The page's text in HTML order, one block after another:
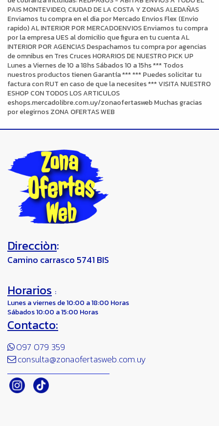
PAIS MONTEVIDEO, CIUDAD DE LA COSTA Y ZONAS ALEDAÑAS
Enviamos tu compra en el dia por Mercado Envios Flex (Envio
rapido) AL INTERIOR POR MERCADOENVIOS Enviamos tu compra
por la empresa UES al domicilio que figura en tu cuenta AL
INTERIOR POR AGENCIAS Despachamos tu compra por agencias
de omnibus en Tres Cruces HORARIOS DE NUESTRO PICK UP
Lunes a Viernes de 10 a 18hs Sábados 10 a 15hs *** Todos
nuestros productos tienen Garantía *** *** Puedes solicitar tu
factura con RUT en caso de que la necesites *** VISITA NUESTRO
ESHOP CON TODOS LOS ARTICULOS
eshops.mercadolibre.com.uy/zonaofertasweb Muchas gracias
por elegirnos ZONA OFERTAS WEB
Direcciòn:
Camino carrasco 5741 BIS
Horarios :
Lunes a viernes de 10:00 a 18:00 Horas
Sábados 10:00 a 15:00 Horas
Contacto:
097 079 359
consulta@zonaofertasweb.com.uy